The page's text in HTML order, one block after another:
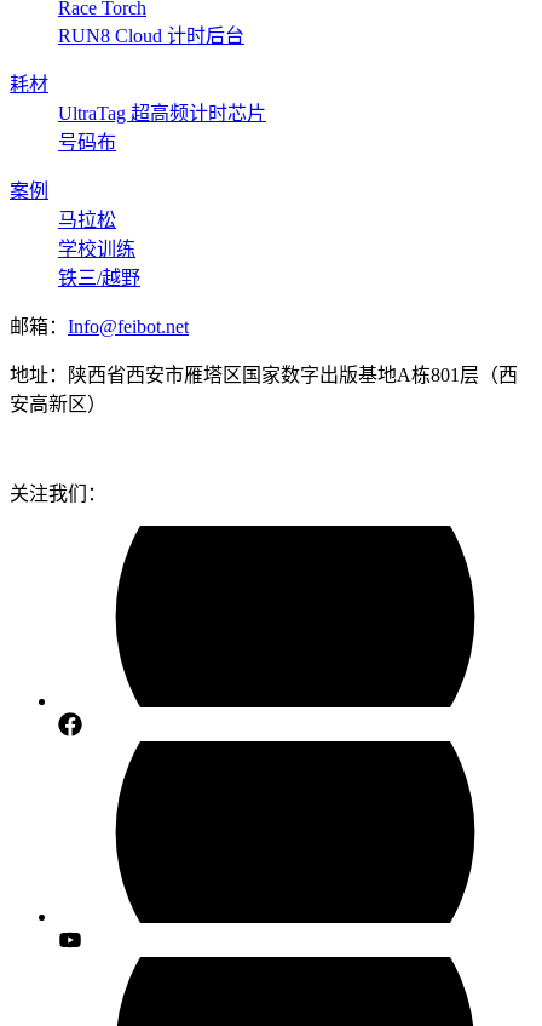
Race Torch
RUN8 Cloud 计时后台
耗材
UltraTag 超高频计时芯片
号码布
案例
马拉松
学校训练
铁三/越野
邮箱： Info@feibot.net
地址：陕西省西安市雁塔区国家数字出版基地A栋801层（西
安高新区）
关注我们：